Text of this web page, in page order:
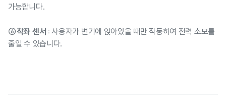
가능합니다.
⑥착좌 센서 :사용자가 변기에 앉아있을 때만 작동하여 전력 소모를
줄일 수 있습니다.